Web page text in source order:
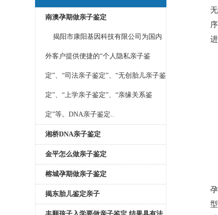
南澳孕期做亲子鉴定
揭阳市康阳基因科技有限公司为国内
外客户提供便捷的“个人隐私亲子鉴
定”、“司法亲子鉴定”、“无创胎儿亲子鉴
定”、“上学亲子鉴定”、“亲缘关系鉴
定”等。DNA亲子鉴定..
湘桥DNA亲子鉴定
金平怎么做亲子鉴定
榕城孕期做亲子鉴定
揭东胎儿鉴定亲子